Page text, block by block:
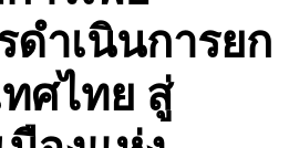
ดำเนินการยก
ศไทย สู่